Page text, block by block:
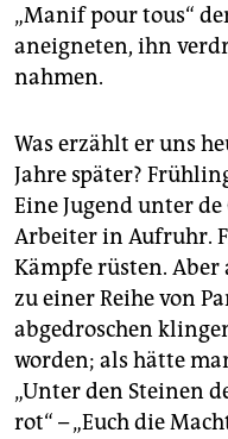
„Manif pour tous“
aneigneten, ihn
nahmen.
Was erzählt er uns
Jahre später?
Eine Jugend unter
Arbeiter in Aufruhr.
Kämpfe rüsten. Aber
zu einer Reihe von
abgedroschen
worden; als hätte
„Unter den Steinen
rot“ – „Euch die